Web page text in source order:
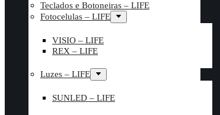
Teclados e Botoneiras – LIFE
Fotocelulas – LIFE
VISIO – LIFE
REX – LIFE
Luzes – LIFE
SUNLED – LIFE